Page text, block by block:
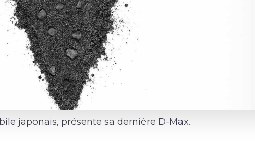
japonais, présente sa dernière D-Max.